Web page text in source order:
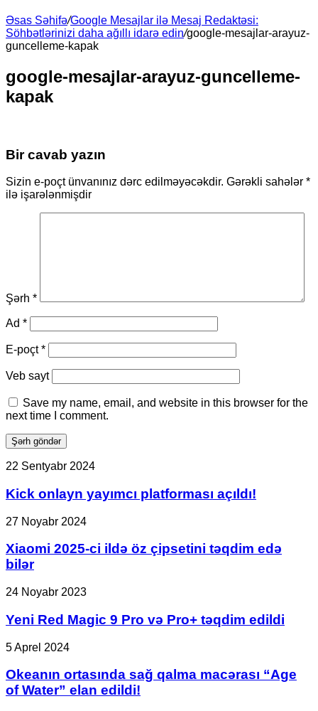
for
Əsas Səhifə/Google Mesajlar ilə Mesaj Redaktəsi:
Söhbətlərinizi daha ağıllı idarə edin/google-mesajlar-arayuz-
guncelleme-kapak
google-mesajlar-arayuz-guncelleme-
kapak
Bir cavab yazın
Sizin e-poçt ünvanınız dərc edilməyəcəkdir. Gərəkli sahələr *
ilə işarələnmişdir
Şərh *
Ad *
E-poçt*
Veb sayt
Save my name, email, and website in this browser for the
next time I comment.
Kick
yayımcı
platforması
açıldı!
22 Sentyabr 2024
Kick onlayn yayımcı platforması açıldı!
Xiaomi
ci
ildə
öz
çipsetini
təqdim
bilər
27 Noyabr 2024
Xiaomi 2025-ci ildə öz çipsetini təqdim edə
bilər
Yeni
Magic
9
Pro
və
Pro+
təqdim
edildi
24 Noyabr 2023
Yeni Red Magic 9 Pro və Pro+ təqdim edildi
Okeanın
sağ
qalma
macərası
5 Aprel 2024
Okeanın ortasında sağ qalma macərası “Age
of Water” elan edildi!